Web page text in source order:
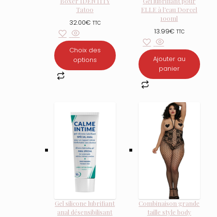
Tatoo
32.00€ TTC
Choix des
options
ELLE à l’eau Dorcel
100ml
13.99€ TTC
Ajouter au
panier
Gel silicone lubrifiant
anal désensibilisant
Combinaison grande
taille style body